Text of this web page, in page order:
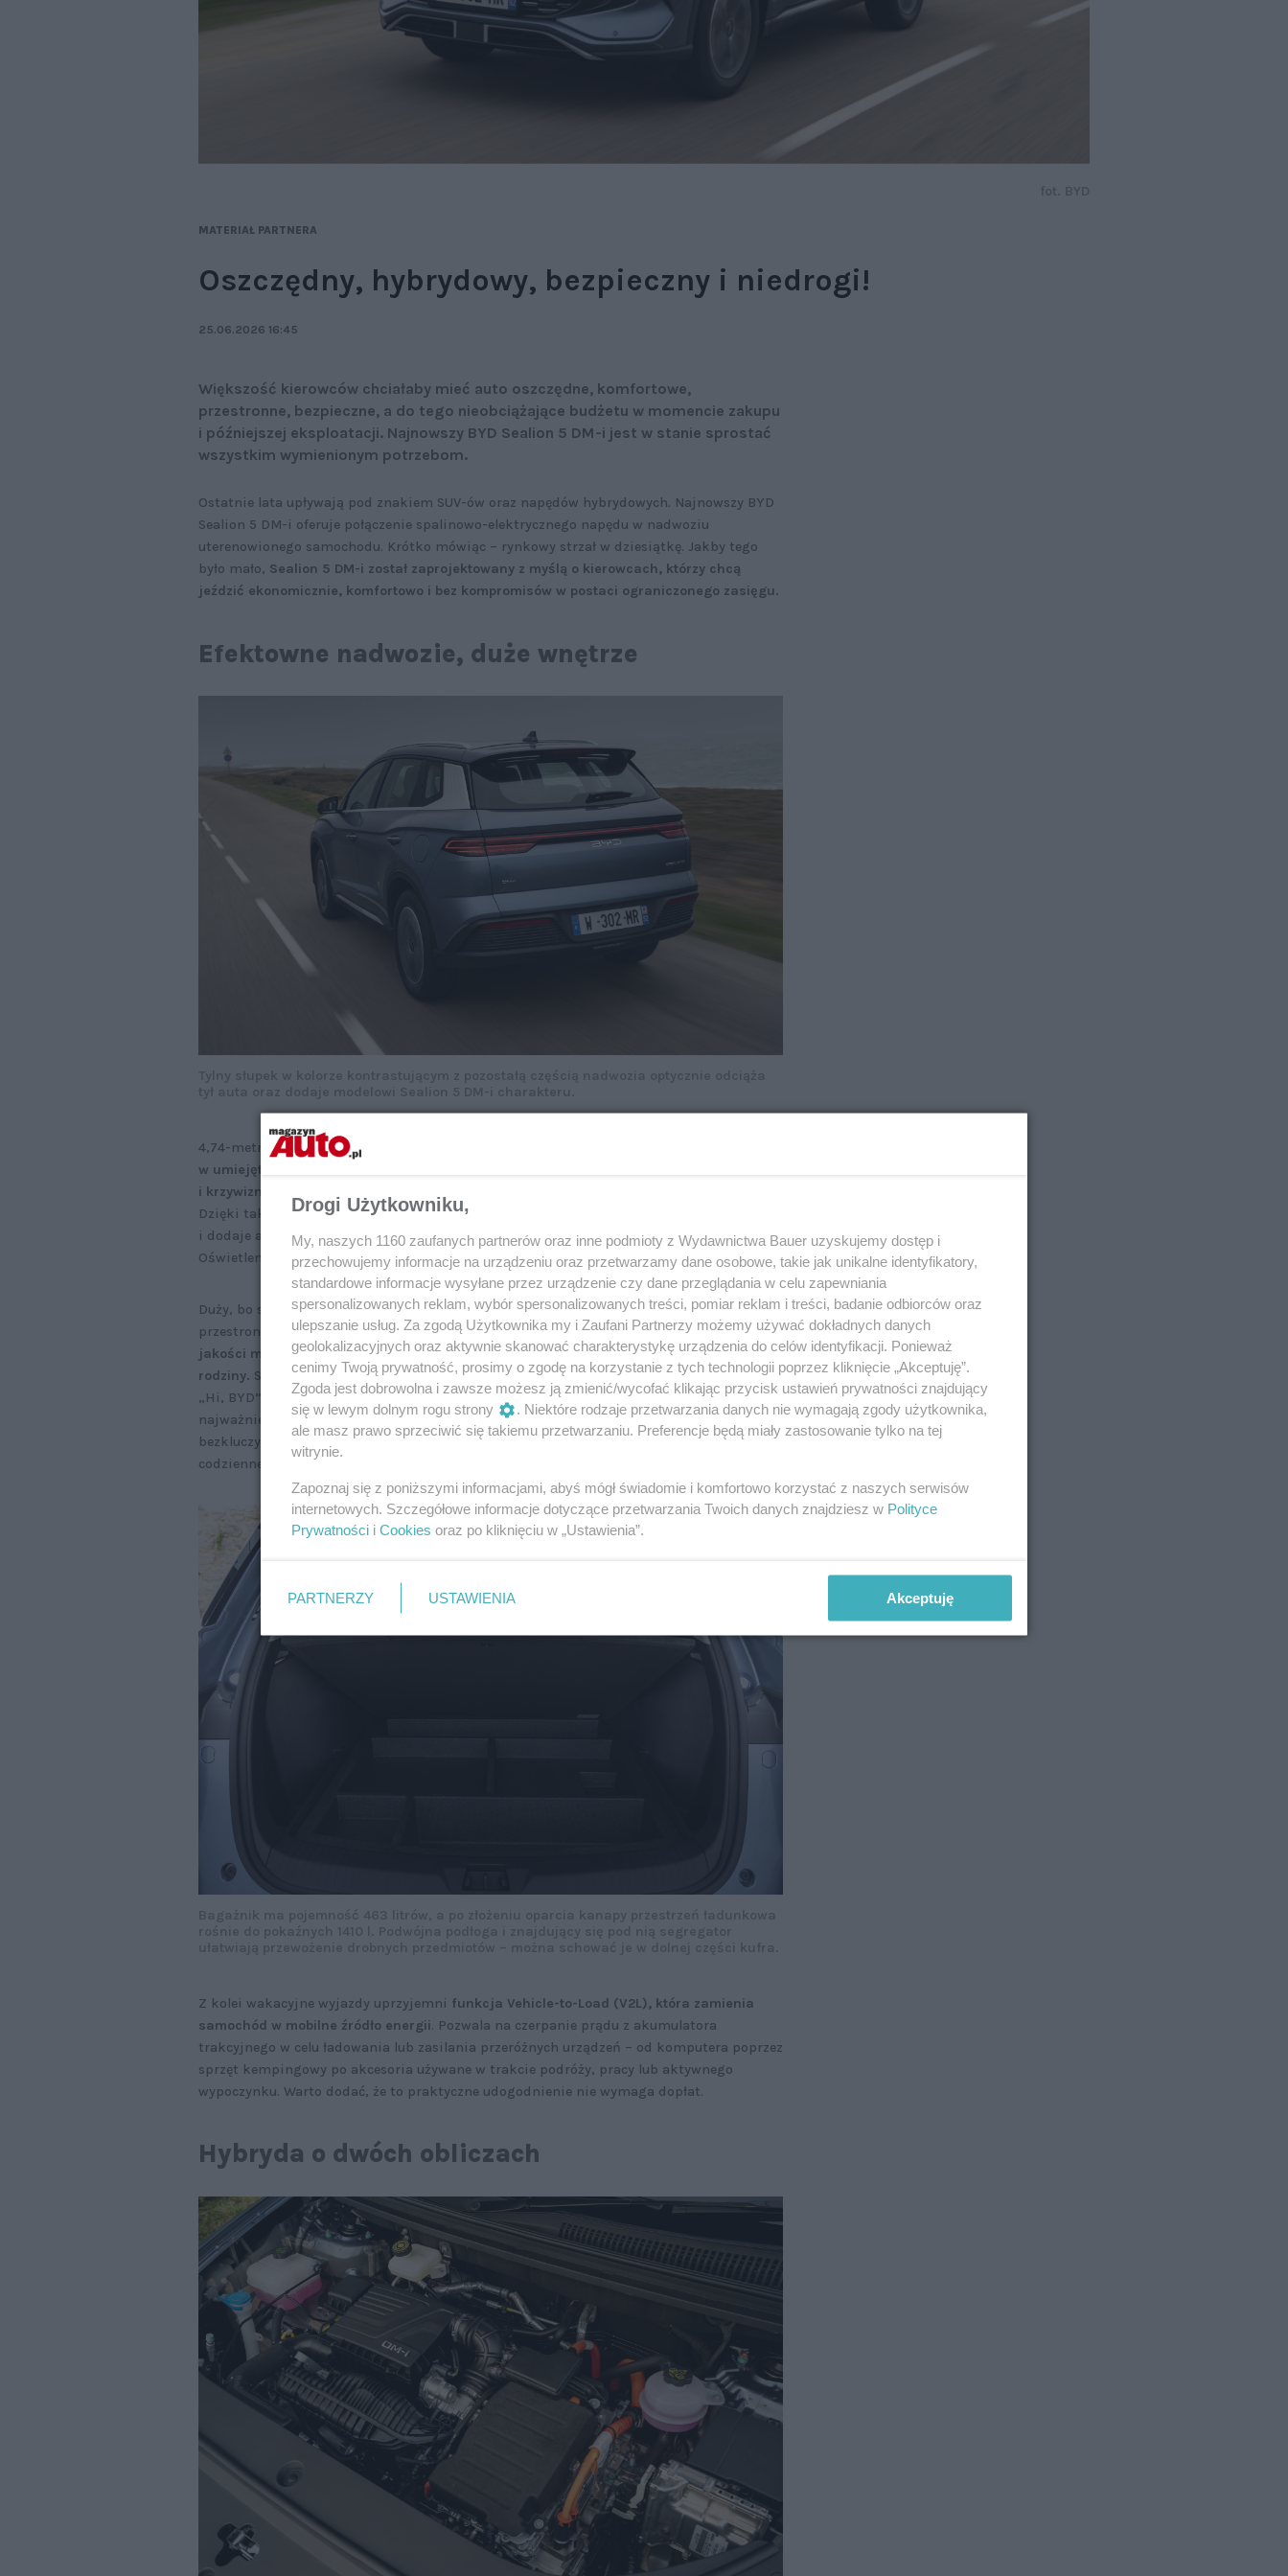
MATERIAŁ PARTNERA
Oszczędny, hybrydowy, bezpieczny i niedrogi!
25.06.2026 16:45
Większość kierowców chciałaby mieć auto oszczędne, komfortowe,
przestronne, bezpieczne, a do tego nieobciążające budżetu w momencie zakupu
i późniejszej eksploatacji. Najnowszy BYD Sealion 5 DM-i jest w stanie sprostać
wszystkim wymienionym potrzebom.
Ostatnie lata upływają pod znakiem SUV-ów oraz napędów hybrydowych. Najnowszy BYD
Sealion 5 DM-i oferuje połączenie spalinowo-elektrycznego napędu w nadwoziu
uterenowionego samochodu. Krótko mówiąc – rynkowy strzał w dziesiątkę. Jakby tego
było mało, Sealion 5 DM-i został zaprojektowany z myślą o kierowcach, którzy chcą
jeździć ekonomicznie, komfortowo i bez kompromisów w postaci ograniczonego zasięgu.
Efektowne nadwozie, duże wnętrze
4,74-metrowe nadwozie BYD Sealion 5 DM-i wyróżnia się z tłumu.
w umiejętny sposób połączyli miękkie linie ze zdecydowanymi przetłoczeniami
i krzywiznami. Uwagę zwraca tylny słupek w kolorze kontrastującym z resztą nadwozia.
Dzięki takiemu rozwiązaniu tylna część dachu sprawia wrażenie zawieszonej w powietrzu
i dodaje autu wizualnej lekkości. Dopełnieniem całości są 18-calowe, dwukolorowe felgi.
Oświetlenie bazuje na efektownej i wydajnej technologii diodowej.
Duży, bo sięgający 2,71 metra rozstaw osi otworzył drogę do zaprojektowania
przestronnego wnętrza.Designerzy dołożyli starań, by w kabinie nowoczesny styl i dobrej
jakości materiały wykończeniowe spotkały się z funkcjonalnością, której oczekują
rodziny. Sterowanie głosowe – uruchamiane prostą i łatwą do zapamiętania komendą
„Hi, BYD”, bezprzewodowe Apple CarPlay i Android Auto sprawiają, że obsługa
najważniejszych funkcji jest szybka, intuicyjna i wygodna. Technologia NFC zapewnia
bezkluczykowy dostęp do pojazdu za pomocą smartfona, co dodatkowo zwiększa wygodę
codziennego użytkowania auta.
Z kolei wakacyjne wyjazdy uprzyjemni funkcja Vehicle-to-Load (V2L), która zamienia
samochód w mobilne źródło energii. Pozwala na czerpanie prądu z akumulatora
trakcyjnego w celu ładowania lub zasilania przeróżnych urządzeń – od komputera poprzez
sprzęt kempingowy po akcesoria używane w trakcie podróży, pracy lub aktywnego
wypoczynku. Warto dodać, że to praktyczne udogodnienie nie wymaga dopłat.
Hybryda o dwóch obliczach
Drogi Użytkowniku,
My, naszych 1160 zaufanych partnerów oraz inne podmioty z Wydawnictwa Bauer uzyskujemy dostęp i
przechowujemy informacje na urządzeniu oraz przetwarzamy dane osobowe, takie jak unikalne identyfikatory,
standardowe informacje wysyłane przez urządzenie czy dane przeglądania w celu zapewniania
spersonalizowanych reklam, wybór spersonalizowanych treści, pomiar reklam i treści, badanie odbiorców oraz
ulepszanie usług. Za zgodą Użytkownika my i Zaufani Partnerzy możemy używać dokładnych danych
geolokalizacyjnych oraz aktywnie skanować charakterystykę urządzenia do celów identyfikacji. Ponieważ
cenimy Twoją prywatność, prosimy o zgodę na korzystanie z tych technologii poprzez kliknięcie „Akceptuję”.
Zgoda jest dobrowolna i zawsze możesz ją zmienić/wycofać klikając przycisk ustawień prywatności znajdujący
się w lewym dolnym rogu strony
. Niektóre rodzaje przetwarzania danych nie wymagają zgody użytkownika,
ale masz prawo sprzeciwić się takiemu przetwarzaniu. Preferencje będą miały zastosowanie tylko na tej
witrynie.
Zapoznaj się z poniższymi informacjami, abyś mógł świadomie i komfortowo korzystać z naszych serwisów
internetowych. Szczegółowe informacje dotyczące przetwarzania Twoich danych znajdziesz w Polityce
Prywatności i Cookies oraz po kliknięciu w „Ustawienia”.
PARTNERZY USTAWIENIA Akceptuję